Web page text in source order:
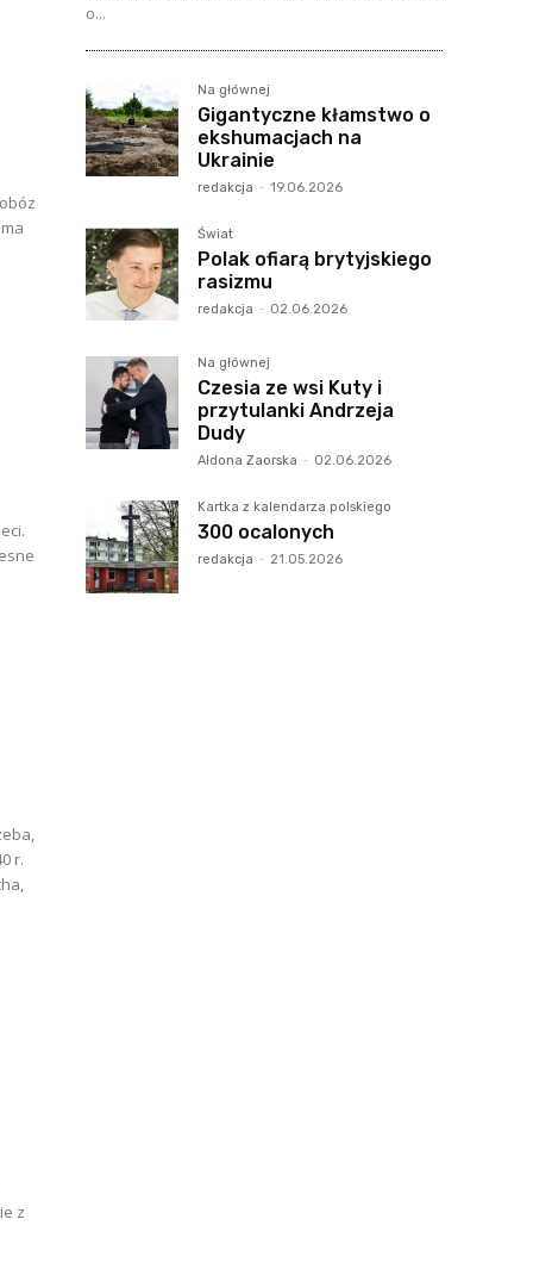
r.
z
o...
Na głównej
Gigantyczne kłamstwo o
ekshumacjach na
Ukrainie
redakcja - 19.06.2026
Świat
Polak ofiarą brytyjskiego
rasizmu
redakcja - 02.06.2026
Na głównej
Czesia ze wsi Kuty i
przytulanki Andrzeja
Dudy
Aldona Zaorska - 02.06.2026
Kartka z kalendarza polskiego
300 ocalonych
redakcja - 21.05.2026